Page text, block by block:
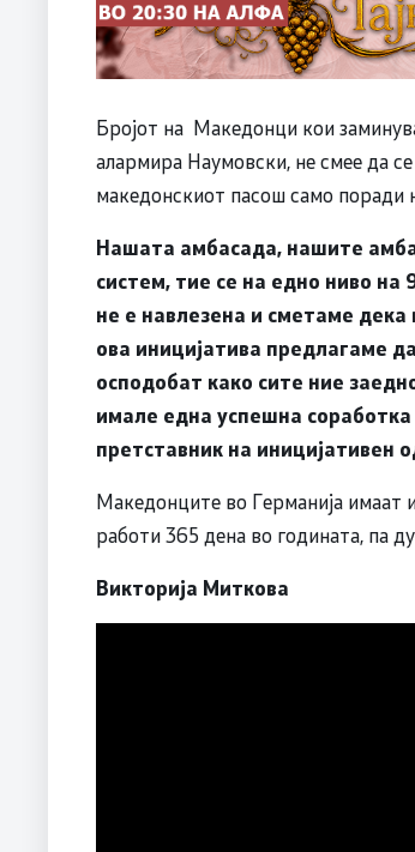
Бројот на Македонци кои
алармира Наумовски, не смее да
македонскиот пасош само поради
Нашата амбасада, нашите
систем, тие се на едно ниво
не е навлезена и сметаме дека
ова иницијатива предлагаме
осподобат како сите ние
имале една успешна соработка
претставник на иницијативен
Македонците во Германија имаат
работи 365 дена во годината, па
Викторија Миткова